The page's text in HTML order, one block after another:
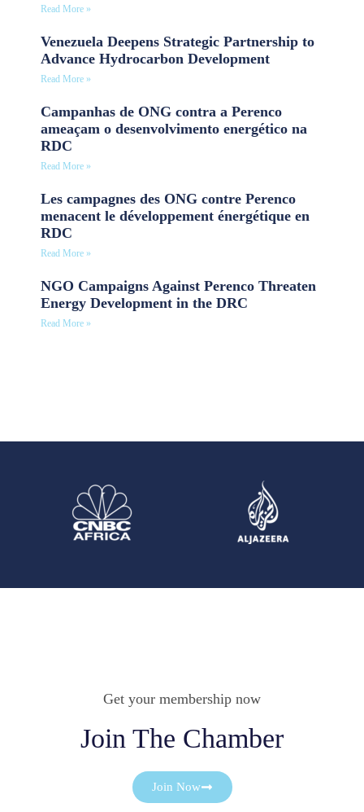
Read More »
Venezuela Deepens Strategic Partnership to
Advance Hydrocarbon Development
Read More »
Campanhas de ONG contra a Perenco
ameaçam o desenvolvimento energético na
RDC
Read More »
Les campagnes des ONG contre Perenco
menacent le développement énergétique en
RDC
Read More »
NGO Campaigns Against Perenco Threaten
Energy Development in the DRC
Read More »
Get your membership now
Join The Chamber
Join Now